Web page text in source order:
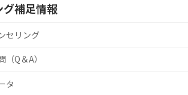
グ補足情報
セリング
Q＆A）
タ